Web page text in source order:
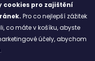
cookies pro zajištění
Pro co nejlepší zážitek
co máte v košíku, abyste
účely, abychom